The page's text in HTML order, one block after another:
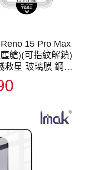
15 Pro Max
艙)(可指紋解鎖)
救星 玻璃膜 鋼化
保護貼